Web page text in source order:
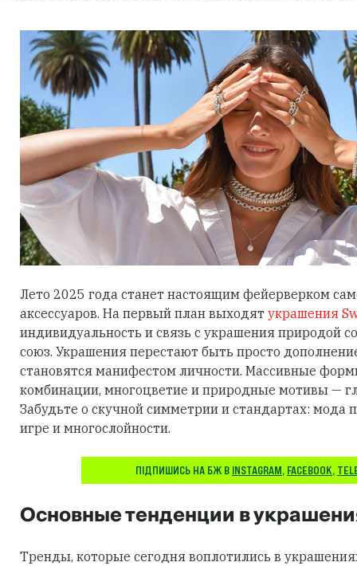
Лето 2025 года станет настоящим фейерверком
аксессуаров. На первый план выходят украшения
индивидуальность и связь с украшения природой
союз. Украшения перестают быть просто
становятся манифестом личности. Массивные
комбинации, многоцветие и природные мотивы —
Забудьте о скучной симметрии и стандартах: мода
игре и многослойности.
ПІДПИШИСЬ НА БЖ В INSTAGRAM, FACEBOOK,
Основные тенденции в
Тренды, которые сегодня воплотились в